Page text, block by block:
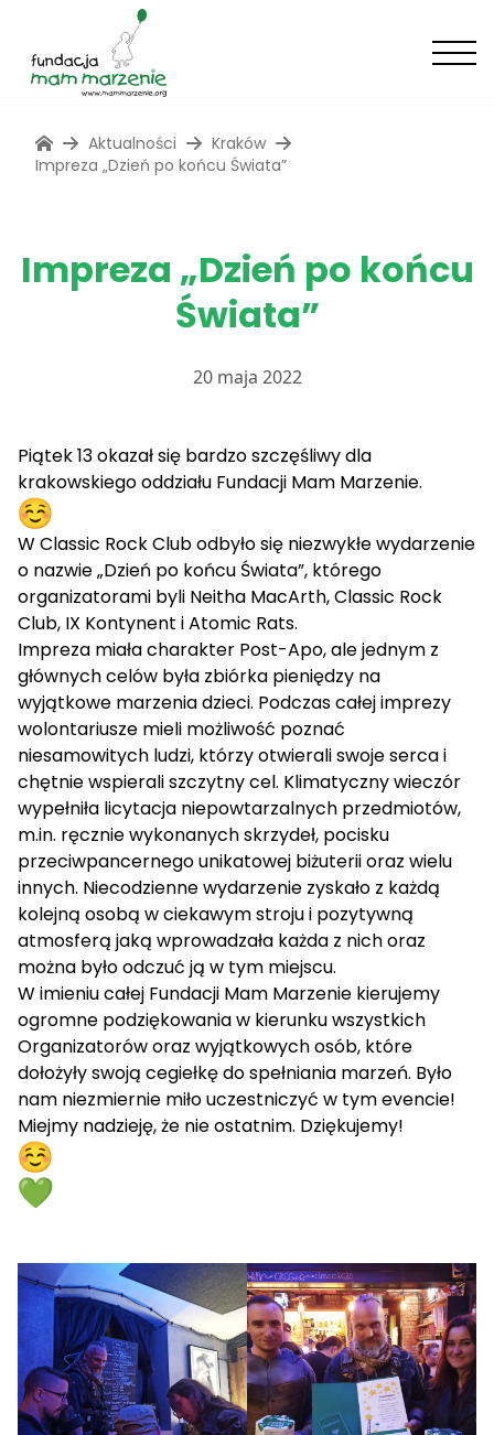
Aktualności
Kraków
Impreza „Dzień po końcu Świata”
Impreza „Dzień po końcu
Świata”
20 maja 2022
Piątek 13 okazał się bardzo szczęśliwy dla
krakowskiego oddziału Fundacji Mam Marzenie.
W Classic Rock Club odbyło się niezwykłe wydarzenie
o nazwie „Dzień po końcu Świata”, którego
organizatorami byli Neitha MacArth, Classic Rock
Club, IX Kontynent i Atomic Rats.
Impreza miała charakter Post-Apo, ale jednym z
głównych celów była zbiórka pieniędzy na
wyjątkowe marzenia dzieci. Podczas całej imprezy
wolontariusze mieli możliwość poznać
niesamowitych ludzi, którzy otwierali swoje serca i
chętnie wspierali szczytny cel. Klimatyczny wieczór
wypełniła licytacja niepowtarzalnych przedmiotów,
m.in. ręcznie wykonanych skrzydeł, pocisku
przeciwpancernego unikatowej biżuterii oraz wielu
innych. Niecodzienne wydarzenie zyskało z każdą
kolejną osobą w ciekawym stroju i pozytywną
atmosferą jaką wprowadzała każda z nich oraz
można było odczuć ją w tym miejscu.
W imieniu całej Fundacji Mam Marzenie kierujemy
ogromne podziękowania w kierunku wszystkich
Organizatorów oraz wyjątkowych osób, które
dołożyły swoją cegiełkę do spełniania marzeń. Było
nam niezmiernie miło uczestniczyć w tym evencie!
Miejmy nadzieję, że nie ostatnim. Dziękujemy!